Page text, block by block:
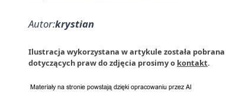
Autor:krystian
Ilustracja wykorzystana w artykule została
dotyczących praw do zdjęcia prosimy o kontakt.